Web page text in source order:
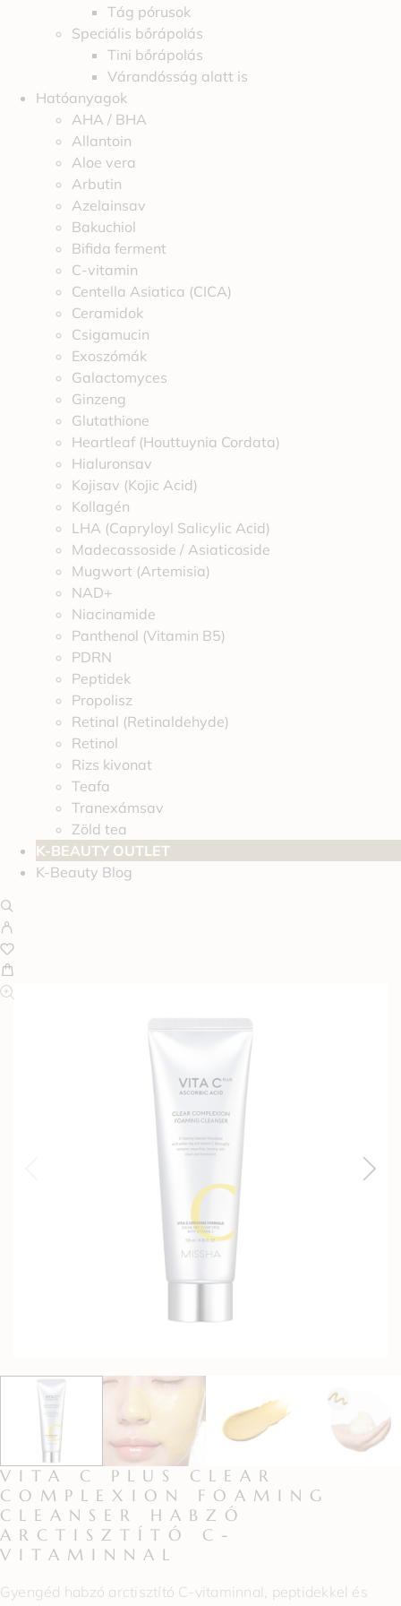
Tág pórusok
Speciális bőrápolás
Tini bőrápolás
Várandósság alatt is
Hatóanyagok
AHA / BHA
Allantoin
Aloe vera
Arbutin
Azelainsav
Bakuchiol
Bifida ferment
C-vitamin
Centella Asiatica (CICA)
Ceramidok
Csigamucin
Exoszómák
Galactomyces
Ginzeng
Glutathione
Heartleaf (Houttuynia Cordata)
Hialuronsav
Kojisav (Kojic Acid)
Kollagén
LHA (Capryloyl Salicylic Acid)
Madecassoside / Asiaticoside
Mugwort (Artemisia)
NAD+
Niacinamide
Panthenol (Vitamin B5)
PDRN
Peptidek
Propolisz
Retinal (Retinaldehyde)
Retinol
Rizs kivonat
Teafa
Tranexámsav
Zöld tea
K-BEAUTY OUTLET
K-Beauty Blog
VITA C PLUS CLEAR
COMPLEXION FOAMING
CLEANSER HABZÓ
ARCTISZTÍTÓ C-
VITAMINNAL
Gyengéd habzó arctisztító C-vitaminnal, peptidekkel és